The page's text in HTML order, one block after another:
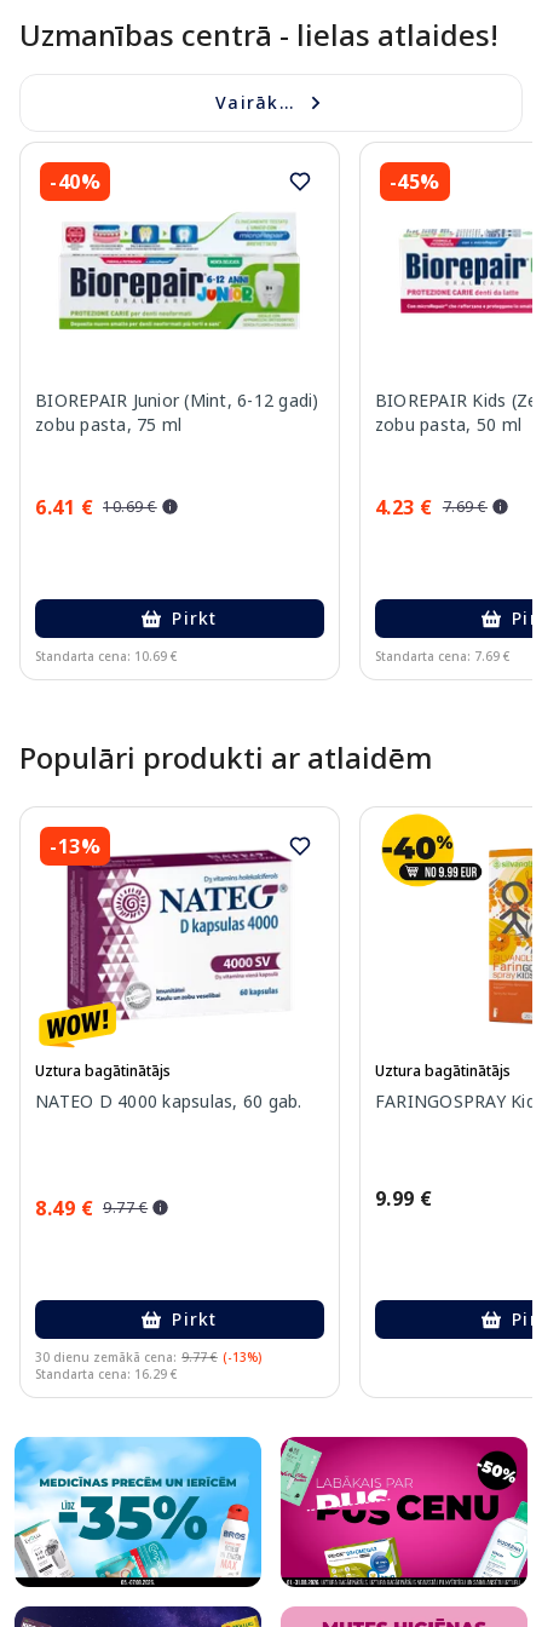
Uzmanības centrā - lielas atlaides!
Vairāk...
-40%
BIOREPAIR Junior (Mint, 6-12 gadi)
zobu pasta, 75 ml
6.41 € 10.69 €
Pirkt
Standarta cena: 10.69 €
-45%
BIOREPAIR Kids
zobu pasta, 50 ml
4.23 € 7.69 €
Standarta cena: 7.69 €
Populāri produkti ar atlaidēm
-13%
Uztura bagātinātājs
NATEO D 4000 kapsulas, 60 gab.
8.49 € 9.77 €
Pirkt
30 dienu zemākā cena: 9.77 € (-13%)
Standarta cena: 16.29 €
Uztura bagātinātājs
FARINGOSPRAY
9.99 €